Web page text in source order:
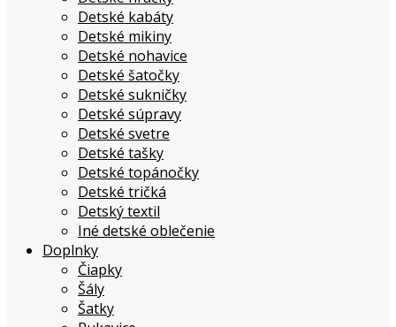
Detské kabáty
Detské mikiny
Detské nohavice
Detské šatočky
Detské sukničky
Detské súpravy
Detské svetre
Detské tašky
Detské topánočky
Detské tričká
Detský textil
Iné detské oblečenie
Doplnky
Čiapky
Šály
Šatky